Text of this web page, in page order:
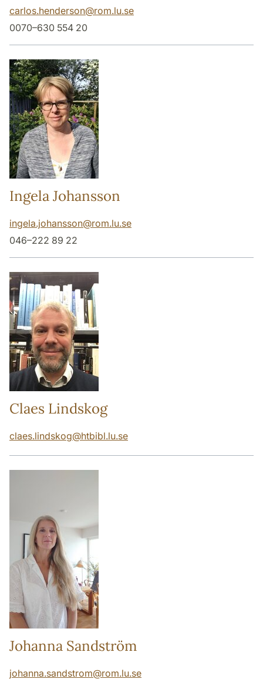
carlos.henderson@rom.lu.se
0070–630 554 20
Ingela Johansson
ingela.johansson@rom.lu.se
046–222 89 22
Claes Lindskog
claes.lindskog@htbibl.lu.se
Johanna Sandström
johanna.sandstrom@rom.lu.se